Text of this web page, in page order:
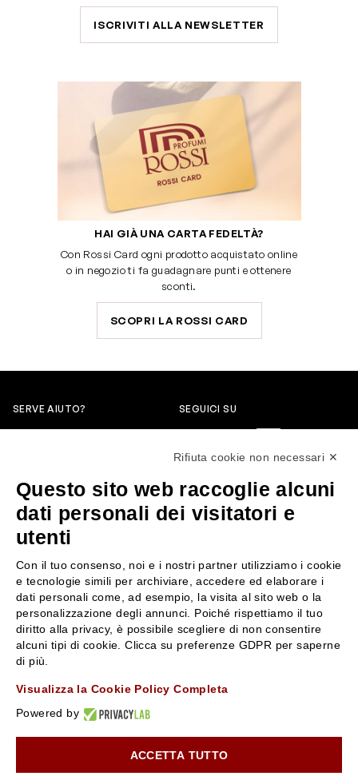
ISCRIVITI ALLA NEWSLETTER
HAI GIÀ UNA CARTA FEDELTÀ?
Con Rossi Card ogni prodotto acquistato online
o in negozio ti fa guadagnare punti e ottenere
sconti.
SCOPRI LA ROSSI CARD
SERVE AIUTO?
servizioclienti@rossiprofumi.it
SEGUICI SU
SERVIZIO CLIENTI
Resi e rimborsi
Pagamenti
Spedizione
Condizioni generali di vendita
Privacy Policy
Chi siamo
Contattaci
Negozi
Attiva la Rossi Card
Lavora con noi
10% di Sconto sul primo ordine!*
Iscriviti alla newsletter e rimani aggiornato con le novità e
Rifiuta cookie non necessari ✕
Questo sito web raccoglie alcuni
dati personali dei visitatori e
utenti
Con il tuo consenso, noi e i nostri partner utilizziamo i cookie
e tecnologie simili per archiviare, accedere ed elaborare i
dati personali come, ad esempio, la visita al sito web o la
personalizzazione degli annunci. Poiché rispettiamo il tuo
diritto alla privacy, è possibile scegliere di non consentire
alcuni tipi di cookie. Clicca su preferenze GDPR per saperne
di più.
Visualizza la Cookie Policy Completa
Powered by
ACCETTA TUTTO